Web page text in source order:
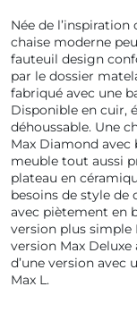
Née de
chaise moderne
fauteuil design
par le dossier
fabriqué avec une
Disponible en cuir,
déhoussable. Une
Max Diamond avec
meuble tout aussi
plateau en
besoins de style de
avec piètement en
version plus simple
version Max
d’une version avec
Max L.